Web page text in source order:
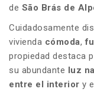
de São Brás de
Cuidadosamente
vivienda cómoda,
propiedad destaca
su abundante
luz
entre el interior y el